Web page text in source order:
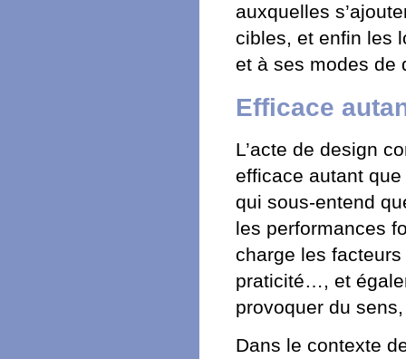
auxquelles
cibles, et enfin les
et à ses modes de
Efficace
L’acte de design
efficace autant
qui sous-entend
les performances
charge les
praticité…, et
provoquer du
Dans le contexte